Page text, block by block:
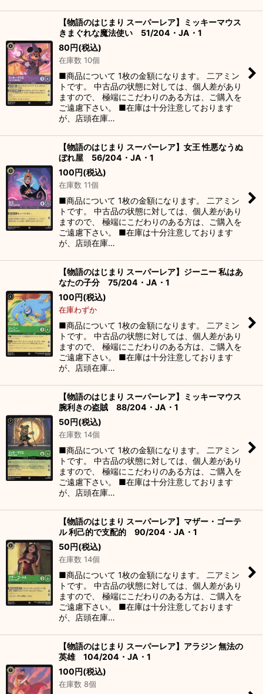
【物語のはじまり スーパーレア】ミッキーマウス
きまぐれな魔法使い 51/204・JA・1
80円(税込)
在庫数 10個
■商品について 1枚の金額になります。 二アミン
トです。 中古品の状態に対しては、個人差があり
ますので、 極端にこだわりのある方は、ご購入を
ご遠慮下さい。 ■在庫は十分注意しております
が、店頭在庫…
【物語のはじまり スーパーレア】女王 性悪なうぬ
ぼれ屋 56/204・JA・1
100円(税込)
在庫数 11個
■商品について 1枚の金額になります。 二アミン
トです。 中古品の状態に対しては、個人差があり
ますので、 極端にこだわりのある方は、ご購入を
ご遠慮下さい。 ■在庫は十分注意しております
が、店頭在庫…
【物語のはじまり スーパーレア】ジーニー 私はあ
なたの子分 75/204・JA・1
100円(税込)
在庫わずか
■商品について 1枚の金額になります。 二アミン
トです。 中古品の状態に対しては、個人差があり
ますので、 極端にこだわりのある方は、ご購入を
ご遠慮下さい。 ■在庫は十分注意しております
が、店頭在庫…
【物語のはじまり スーパーレア】ミッキーマウス
腕利きの盗賊 88/204・JA・1
50円(税込)
在庫数 14個
■商品について 1枚の金額になります。 二アミン
トです。 中古品の状態に対しては、個人差があり
ますので、 極端にこだわりのある方は、ご購入を
ご遠慮下さい。 ■在庫は十分注意しております
が、店頭在庫…
【物語のはじまり スーパーレア】マザー・ゴーテ
ル 利己的で支配的 90/204・JA・1
50円(税込)
在庫数 14個
■商品について 1枚の金額になります。 二アミン
トです。 中古品の状態に対しては、個人差があり
ますので、 極端にこだわりのある方は、ご購入を
ご遠慮下さい。 ■在庫は十分注意しております
が、店頭在庫…
【物語のはじまり スーパーレア】アラジン 無法の
英雄 104/204・JA・1
100円(税込)
在庫数 8個